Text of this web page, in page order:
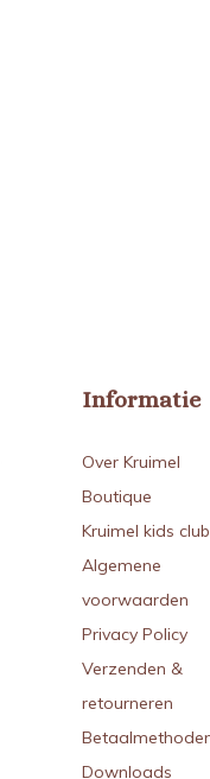
Informatie
Over Kruimel
Boutique
Kruimel kids club
Algemene
voorwaarden
Privacy Policy
Verzenden &
retourneren
Downloads